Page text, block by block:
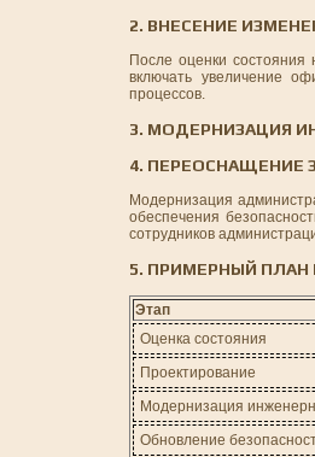
2. ВНЕСЕНИЕ
После оценки состояния
включать увеличение
процессов.
3. МОДЕРНИЗАЦИЯ
4.
Модернизация
обеспечения
сотрудников
5. ПРИМЕРНЫЙ ПЛАН
Этап
Оценка состояния
Проектирование
Модернизация
Обновление